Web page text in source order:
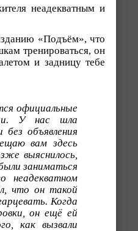
неадекватным и
«Подъём», что
тренироваться, он
и задницу тебе
официальные
У нас шла
объявления
вам здесь
выяснилось,
заниматься
неадекватном
что он такой
Когда
он ещё ей
как вызвали